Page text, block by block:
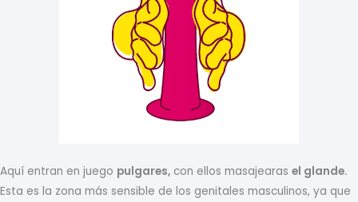
Aquí entran en juego pulgares, con ellos masajearas el glande.
Esta es la zona más sensible de los genitales masculinos, ya que